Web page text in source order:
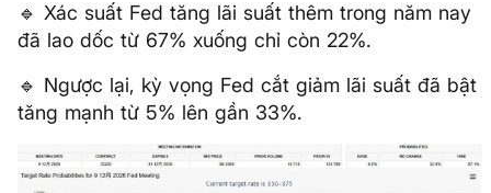
🔹 Xác suất Fed tăng lãi suất thêm trong năm nay
đã lao dốc từ 67% xuống chỉ còn 22%.
🔹 Ngược lại, kỳ vọng Fed cắt giảm lãi suất đã bật
tăng mạnh từ 5% lên gần 33%.